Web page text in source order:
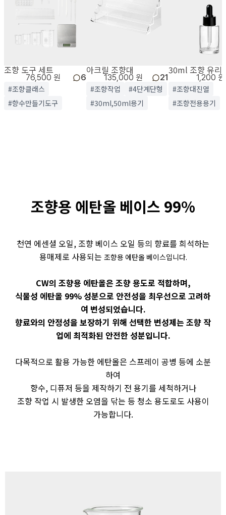
조향 도구 세트
76,500 원 6
#조향클래스
#향수만들기도구
아크릴 조향대
135,000 원 21
#조향작업
#4단계단형
#30ml,50ml용기
30ml 조향 유리
1,200 원
#조향대진열
#조향전용용기
조향용 에탄올 베이스 99%
천연 에센셜 오일, 조향 베이스 오일 등의 향료를 희석하는
용매제로 사용되는 조향용 에탄올 베이스입니다.
CW의 조향용 에탄올은 조향 용도로 적합하며,
식물성 에탄올 99% 성분으로 안전성을 최우선으로 고려하
여 변성되었습니다.
향료와의 안정성을 보장하기 위해 선택한 변성제는 조향 작
업에 최적화된 안전한 성분입니다.
다목적으로 활용 가능한 에탄올은 스프레이 공병 등에 소분
하여
향수, 디퓨저 등을 제작하기 전 용기를 세척하거나
조향 작업 시 발생한 오염을 닦는 등 청소 용도로도 사용이
가능합니다.